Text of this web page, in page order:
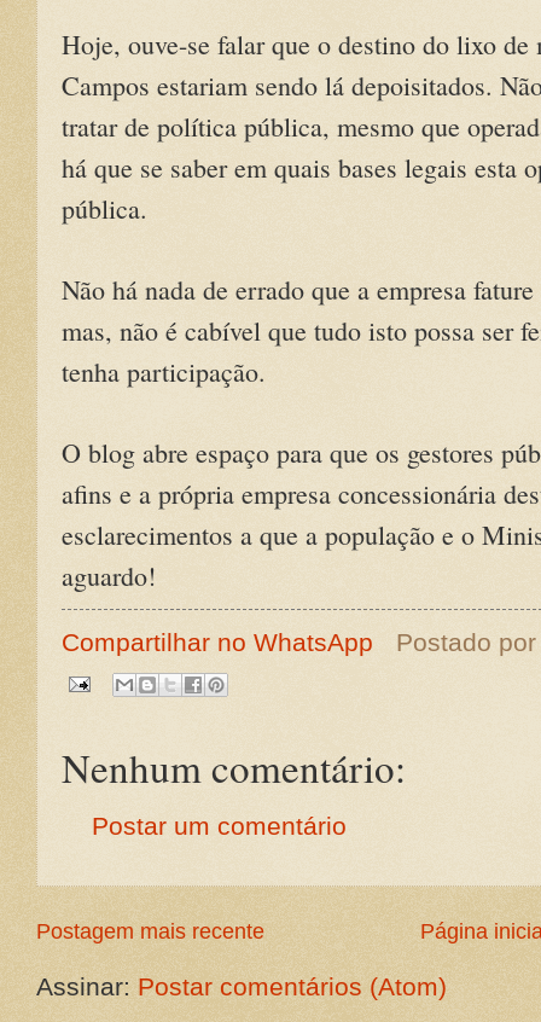
Hoje, ouve-se falar que o destino do lixo
Campos estariam sendo lá depoisitados.
tratar de política pública, mesmo que
há que se saber em quais bases legais esta
pública.
Não há nada de errado que a empresa
mas, não é cabível que tudo isto possa ser
tenha participação.
O blog abre espaço para que os gestores
afins e a própria empresa concessionária
esclarecimentos a que a população e o
aguardo!
Compartilhar no WhatsApp Postado
Nenhum comentário:
Postar um comentário
Postagem mais recente Página
Assinar: Postar comentários (Atom)